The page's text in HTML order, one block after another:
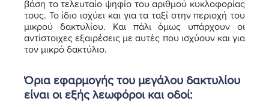
βάση το τελευταίο ψηφίο του αριθμού κυκλοφορίας
τους. Το ίδιο ισχύει και για τα ταξί στην περιοχή του
μικρού δακτυλίου. Και πάλι όμως υπάρχουν οι
αντίστοιχες εξαιρέσεις με αυτές που ισχύουν και για
τον μικρό δακτύλιο.
Όρια εφαρμογής του μεγάλου δακτυλίου
είναι οι εξής λεωφόροι και οδοί: